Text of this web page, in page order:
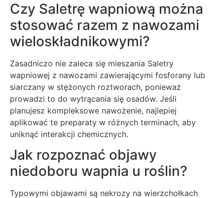
Czy Saletrę wapniową można
stosować razem z nawozami
wieloskładnikowymi?
Zasadniczo nie zaleca się mieszania Saletry
wapniowej z nawozami zawierającymi fosforany lub
siarczany w stężonych roztworach, ponieważ
prowadzi to do wytrącania się osadów. Jeśli
planujesz kompleksowe nawożenie, najlepiej
aplikować te preparaty w różnych terminach, aby
uniknąć interakcji chemicznych.
Jak rozpoznać objawy
niedoboru wapnia u roślin?
Typowymi objawami są nekrozy na wierzchołkach